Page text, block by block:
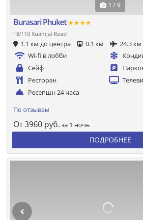
1 / 9
Burasari Phuket★★★★
18/110 Ruamjai Road
1.1 км до центра 0.1 км
24.3 км
Wi-fi в лобби
Сейф
Ресторан
Ресепшн 24 часа
По отзывам
От3960 руб. за 1 ночь
ПОДРОБНЕЕ